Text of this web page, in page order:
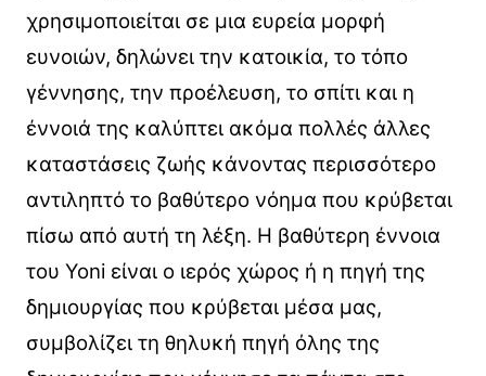
χρησιμοποιείται σε μια ευρεία μορφή
ευνοιών, δηλώνει την κατοικία, το τόπο
γέννησης, την προέλευση, το σπίτι και η
έννοιά της καλύπτει ακόμα πολλές άλλες
καταστάσεις ζωής κάνοντας περισσότερο
αντιληπτό το βαθύτερο νόημα που κρύβεται
πίσω από αυτή τη λέξη. Η βαθύτερη έννοια
του Yoni είναι ο ιερός χώρος ή η πηγή της
δημιουργίας που κρύβεται μέσα μας,
συμβολίζει τη θηλυκή πηγή όλης της